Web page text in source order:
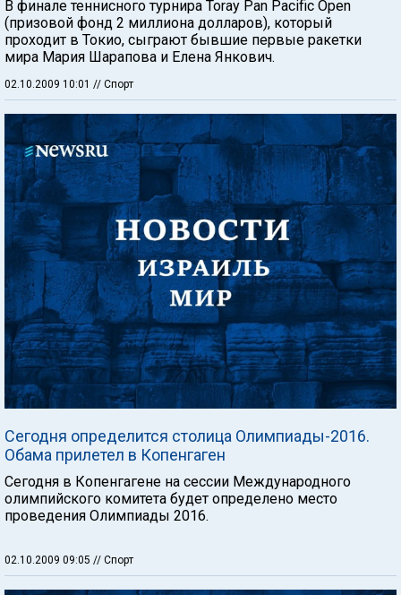
В финале теннисного турнира Toray Pan Pacific Open
(призовой фонд 2 миллиона долларов), который
проходит в Токио, сыграют бывшие первые ракетки
мира Мария Шарапова и Елена Янкович.
02.10.2009 10:01 // Спорт
Сегодня определится столица Олимпиады-2016.
Обама прилетел в Копенгаген
Сегодня в Копенгагене на сессии Международного
олимпийского комитета будет определено место
проведения Олимпиады 2016.
02.10.2009 09:05 // Спорт